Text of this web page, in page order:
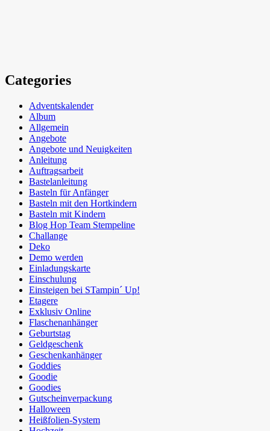
Categories
Adventskalender
Album
Allgemein
Angebote
Angebote und Neuigkeiten
Anleitung
Auftragsarbeit
Bastelanleitung
Basteln für Anfänger
Basteln mit den Hortkindern
Basteln mit Kindern
Blog Hop Team Stempeline
Challange
Deko
Demo werden
Einladungskarte
Einschulung
Einsteigen bei STampin´ Up!
Etagere
Exklusiv Online
Flaschenanhänger
Geburtstag
Geldgeschenk
Geschenkanhänger
Goddies
Goodie
Goodies
Gutscheinverpackung
Halloween
Heißfolien-System